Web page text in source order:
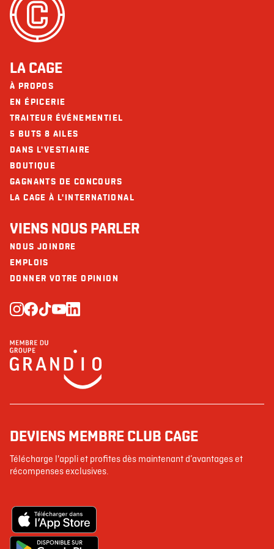
Soya
Les restaurants La Cage - Brasserie sportive et ses collaborateurs ne
peuvent être tenus responsables d’une réaction allergique à la suite d'une
consommation.
Fibres (g)
Sucres (g)
Protéines (g)
Calcium (mg)
Fer (mg)
LA CAGE
À PROPOS
EN ÉPICERIE
TRAITEUR ÉVÉNEMENTIEL
5 BUTS 8 AILES
DANS L'VESTIAIRE
BOUTIQUE
GAGNANTS DE CONCOURS
LA CAGE À L'INTERNATIONAL
VIENS NOUS PARLER
NOUS JOINDRE
EMPLOIS
DONNER VOTRE OPINION
DEVIENS MEMBRE CLUB CAGE
Télécharge l'appli et profites dès maintenant d’avantages et
récompenses exclusives.